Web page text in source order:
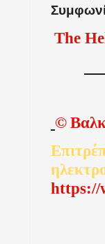
The
©
https://